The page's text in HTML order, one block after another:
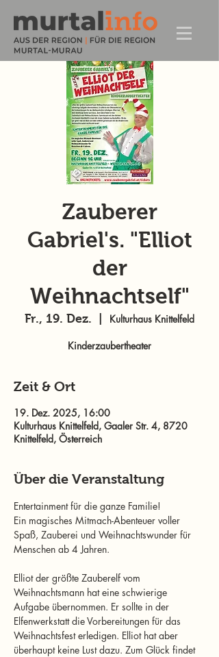
Zauberer
Gabriel's. "Elliot
der
Weihnachtself"
Fr., 19. Dez. Kulturhaus Knittelfeld
Kinderzaubertheater
Zeit & Ort
19. Dez. 2025, 16:00
Kulturhaus Knittelfeld, Gaaler Str. 4, 8720
Knittelfeld, Österreich
Über die Veranstaltung
Entertainment für die ganze Familie!
Ein magisches Mitmach-Abenteuer voller
Spaß, Zauberei und Weihnachtswunder für
Menschen ab 4 Jahren.
Elliot der größte Zauberelf vom
Weihnachtsmann hat eine schwierige
Aufgabe übernommen. Er sollte in der
Elfenwerkstatt die Vorbereitungen für das
Weihnachtsfest erledigen. Elliot hat aber
überhaupt keine Lust dazu. Zum Glück findet